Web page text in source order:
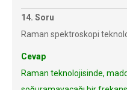
14. Soru
Raman spektroskopi
Cevap
Raman teknolojisinde,